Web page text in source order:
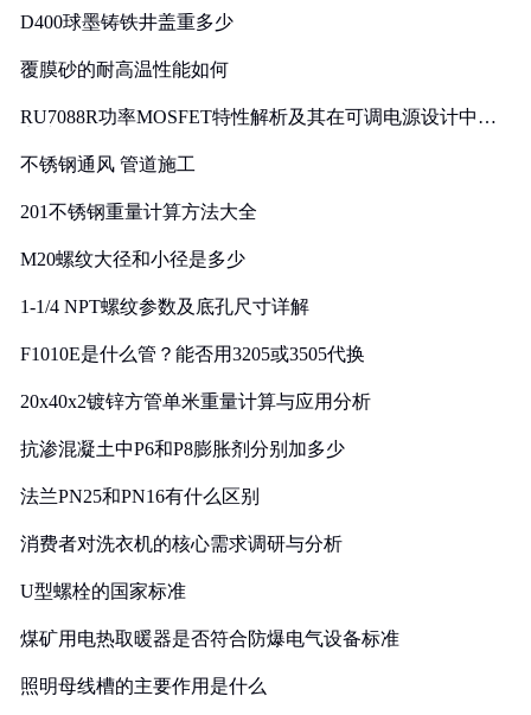
D400球墨铸铁井盖重多少
覆膜砂的耐高温性能如何
RU7088R功率MOSFET特性解析及其在可调电源设计中的
不锈钢通风 管道施工
201不锈钢重量计算方法大全
M20螺纹大径和小径是多少
1-1/4 NPT螺纹参数及底孔尺寸详解
F1010E是什么管？能否用3205或3505代换
20x40x2镀锌方管单米重量计算与应用分析
抗渗混凝土中P6和P8膨胀剂分别加多少
法兰PN25和PN16有什么区别
消费者对洗衣机的核心需求调研与分析
U型螺栓的国家标准
煤矿用电热取暖器是否符合防爆电气设备标准
照明母线槽的主要作用是什么